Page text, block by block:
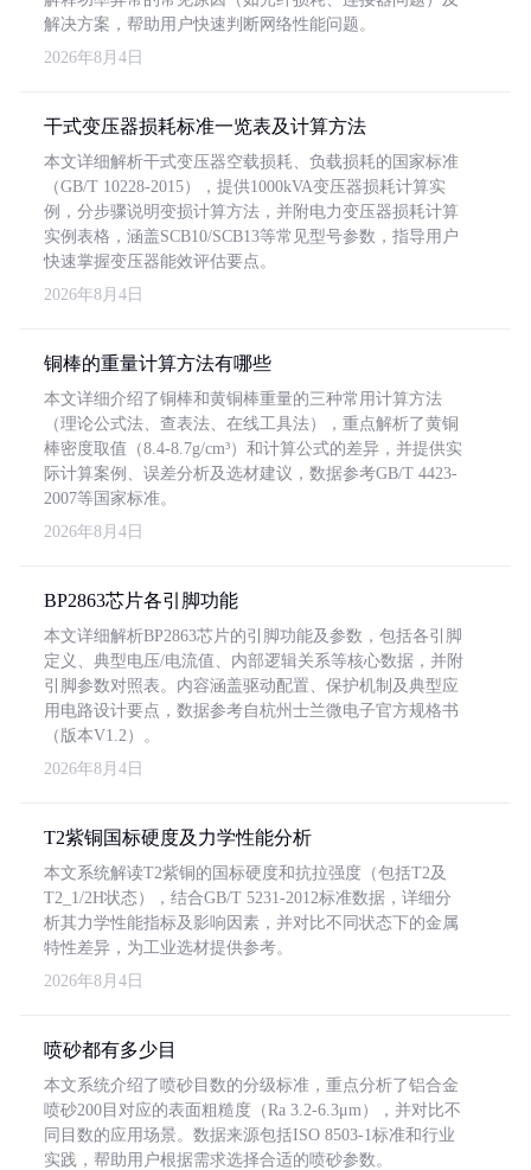
解决方案，帮助用户快速判断网络性能问题。
2026年8月4日
干式变压器损耗标准一览表及计算方法
本文详细解析干式变压器空载损耗、负载损耗的国家标准
（GB/T 10228-2015），提供1000kVA变压器损耗计算实
例，分步骤说明变损计算方法，并附电力变压器损耗计算
实例表格，涵盖SCB10/SCB13等常见型号参数，指导用户
快速掌握变压器能效评估要点。
2026年8月4日
铜棒的重量计算方法有哪些
本文详细介绍了铜棒和黄铜棒重量的三种常用计算方法
（理论公式法、查表法、在线工具法），重点解析了黄铜
棒密度取值（8.4-8.7g/cm³）和计算公式的差异，并提供实
际计算案例、误差分析及选材建议，数据参考GB/T 4423-
2007等国家标准。
2026年8月4日
BP2863芯片各引脚功能
本文详细解析BP2863芯片的引脚功能及参数，包括各引脚
定义、典型电压/电流值、内部逻辑关系等核心数据，并附
引脚参数对照表。内容涵盖驱动配置、保护机制及典型应
用电路设计要点，数据参考自杭州士兰微电子官方规格书
（版本V1.2）。
2026年8月4日
T2紫铜国标硬度及力学性能分析
本文系统解读T2紫铜的国标硬度和抗拉强度（包括T2及
T2_1/2H状态），结合GB/T 5231-2012标准数据，详细分
析其力学性能指标及影响因素，并对比不同状态下的金属
特性差异，为工业选材提供参考。
2026年8月4日
喷砂都有多少目
本文系统介绍了喷砂目数的分级标准，重点分析了铝合金
喷砂200目对应的表面粗糙度（Ra 3.2-6.3μm），并对比不
同目数的应用场景。数据来源包括ISO 8503-1标准和行业
实践，帮助用户根据需求选择合适的喷砂参数。